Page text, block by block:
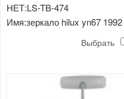
НЕТ:LS-TB-474
Имя:зеркало hilux yn67 1992
Выбрать